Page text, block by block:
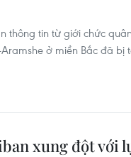
thông tin từ giới chức
ở miền Bắc đã
xung đột với